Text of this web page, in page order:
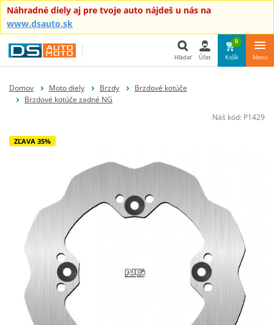
Náhradné diely aj pre tvoje auto nájdeš u nás na
www.dsauto.sk
Hľadať Účet
0
Košík Menu
Domov Moto diely Brzdy
Brzdové kotúče
Brzdové kotúče zadné NG
Náš kód: P1429
ZĽAVA 35%